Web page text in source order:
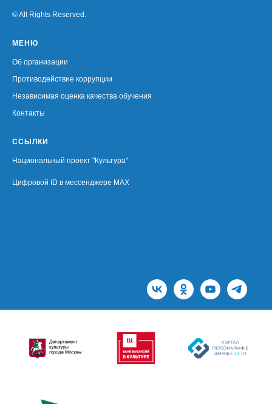
© All Rights Reserved.
МЕНЮ
Об организации
Противодействие коррупции
Независимая оценка качества обучения
Контакты
ССЫЛКИ
Национальный проект "Культура"
Цифровой ID в мессенджере MAX